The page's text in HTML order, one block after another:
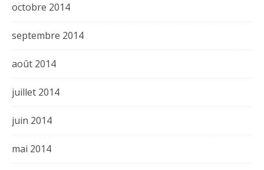
octobre 2014
septembre 2014
août 2014
juillet 2014
juin 2014
mai 2014